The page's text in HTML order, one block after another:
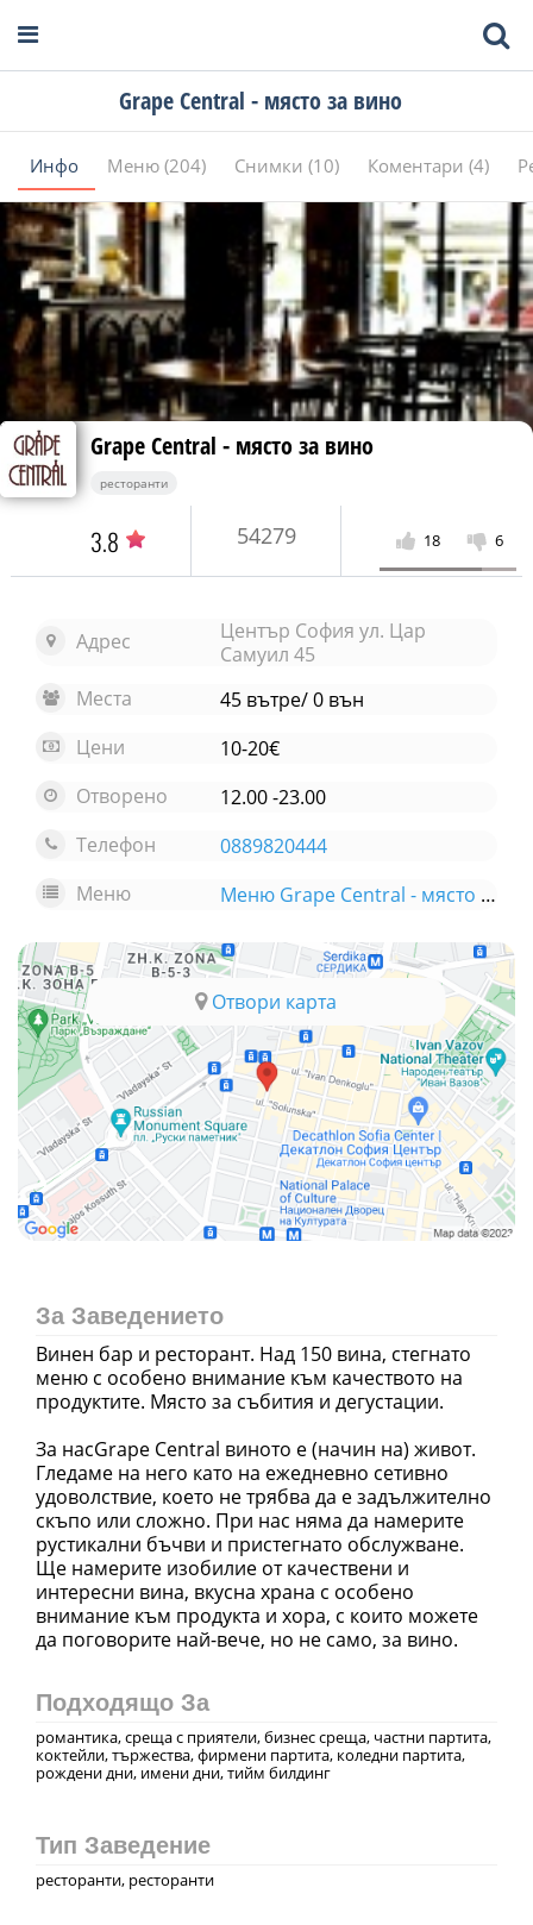
Grape Central - място за вино
Инфо Меню (204) Снимки (10) Коментари (4)
Grape Central - място за вино
ресторанти
3.8 54279 18 6
Адрес
Център София ул. Цар
Самуил 45
Места
45 вътре/ 0 вън
Цени
10-20€
Отворено
12.00 -23.00
Телефон
0889820444
Меню
Меню Grape Central - място за вино
Отвори карта
За Заведението
Винен бар и ресторант. Над 150 вина, стегнато
меню с особено внимание към качеството на
продуктите. Място за събития и дегустации.
За насGrape Central виното е (начин на) живот.
Гледаме на него като на ежедневно сетивно
удоволствие, което не трябва да е задължително
скъпо или сложно. При нас няма да намерите
рустикални бъчви и пристегнато обслужване.
Ще намерите изобилие от качествени и
интересни вина, вкусна храна с особено
внимание към продукта и хора, с които можете
да поговорите най-вече, но не само, за вино.
Подходящо За
романтика, среща с приятели, бизнес среща, частни партита,
коктейли, тържества, фирмени партита, коледни партита,
рождени дни, имени дни, тийм билдинг
Тип Заведение
ресторанти, ресторанти